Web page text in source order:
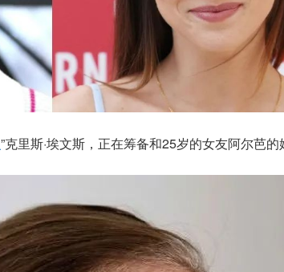
”克里斯·埃文斯，正在筹备和25岁的女友阿尔芭的